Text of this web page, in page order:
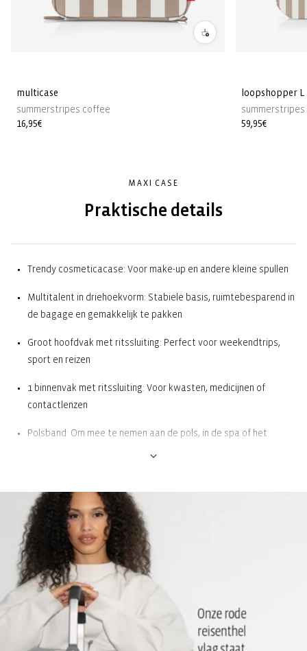
multicase
summerstripes coffee
Normale
16,95€
loopshopper L
Normale
59,95€
MAXI CASE
Praktische details
Trendy cosmeticacase: Voor make-up en andere kleine spullen
Multitalent in driehoekvorm: Stabiele basis, ruimtebesparend in
de bagage en gemakkelijk te pakken
Groot hoofdvak met ritssluiting: Perfect voor weekendtrips,
sport en reizen
1 binnenvak met ritssluiting: Voor kwasten, medicijnen of
contactlenzen
Polsband: Om mee te nemen aan de pols, in de spa of het